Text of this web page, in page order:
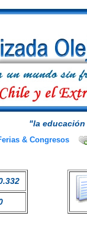
"la
& Congresos